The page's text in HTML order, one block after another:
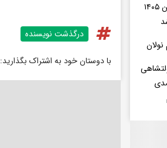
درگذشت نویسنده
با دوستان خود به اشتراک بگذارید:
رئیس ستاد مرکزی اربعین: اربعین ۱۴۰۵